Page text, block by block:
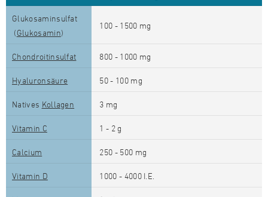
Glukosaminsulfat
(Glukosamin)
100 - 1500 mg
Chondroitinsulfat 800 - 1000 mg
Hyaluronsäure 50 - 100 mg
Natives Kollagen 3 mg
Vitamin C 1 - 2 g
Calcium 250 - 500 mg
Vitamin D 1000 - 4000 I.E.